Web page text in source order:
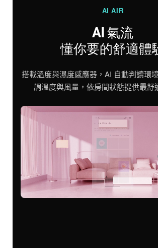
AI AIR
AI 氣流
懂你要的舒適體
搭載溫度與濕度感應器，AI 自動判讀環
調溫度與風量，依房間狀態提供最舒